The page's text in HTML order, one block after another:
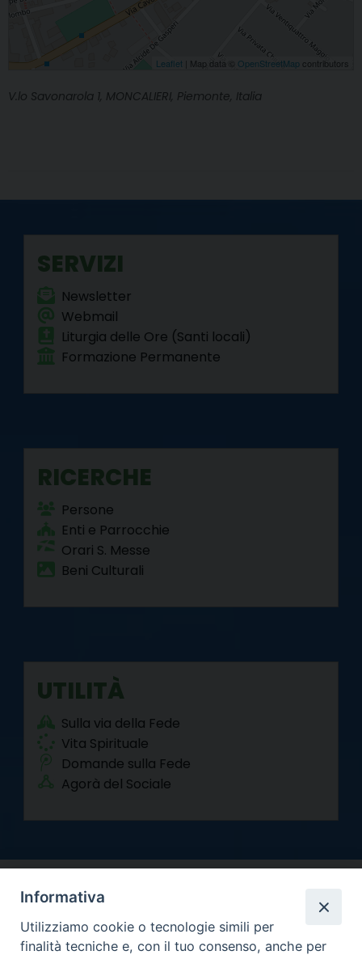
Leaflet | Map data © OpenStreetMap contributors
V.lo Savonarola 1, MONCALIERI, Piemonte, Italia
SERVIZI
Newsletter
Webmail
Liturgia delle Ore (Santi locali)
Formazione Permanente
RICERCHE
Persone
Enti e Parrocchie
Orari S. Messe
Beni Culturali
UTILITÀ
Sulla via della Fede
Vita Spirituale
Domande sulla Fede
Agorà del Sociale
Informativa
Utilizziamo cookie o tecnologie simili per
finalità tecniche e, con il tuo consenso, anche per